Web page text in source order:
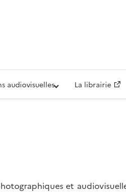
audiovisuelles La librairie
et